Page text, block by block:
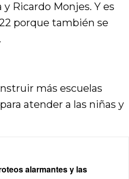
y Ricardo Monjes. Y es
porque también se
más escuelas
atender a las niñas y
alarmantes y las